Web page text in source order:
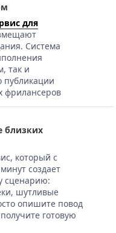
для
Система
так и
публикации
фрилансеров
близких
который с
создает
сценарию:
шутливые
опишите повод
готовую